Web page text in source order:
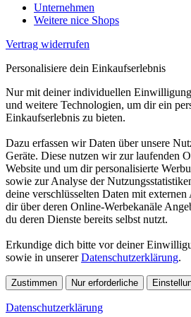
Unternehmen
Weitere nice Shops
Vertrag widerrufen
Personalisiere dein Einkaufserlebnis
Nur mit deiner individuellen
und weitere Technologien, um dir ein
Einkaufserlebnis zu bieten.
Dazu erfassen wir Daten über unsere
Geräte. Diese nutzen wir zur laufenden
Website und um dir personalisierte
sowie zur Analyse der
deine verschlüsselten Daten mit
dir über deren Online-Werbekanäle
du deren Dienste bereits selbst nutzt.
Erkundige dich bitte vor deiner
sowie in unsererDatenschutzerklärung.
Zustimmen Nur erforderliche
Datenschutzerklärung